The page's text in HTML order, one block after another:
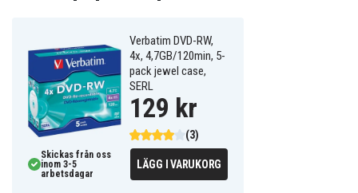
Verbatim DVD-RW,
4x, 4,7GB/120min, 5-
pack jewel case,
SERL
(3)
129 kr
Skickas från oss
inom 3-5
arbetsdagar
LÄGG I VARUKORG